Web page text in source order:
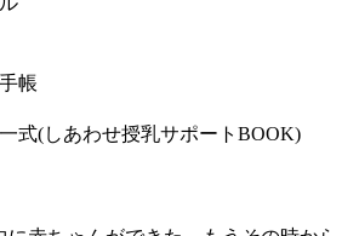
帳
式(しあわせ授乳サポートBOOK)